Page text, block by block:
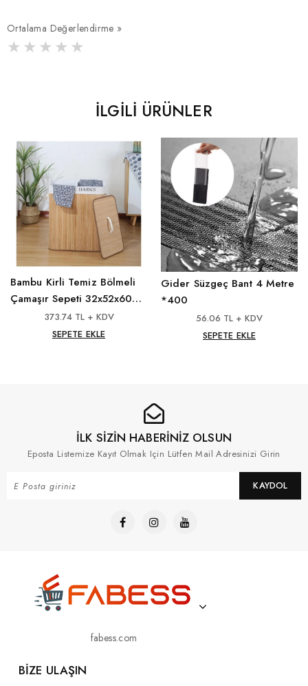
Ortalama Değerlendirme »
İLGILI ÜRÜNLER
Bambu Kirli Temiz Bölmeli
Çamaşır Sepeti 32x52x60
373.74 TL + KDV
SEPETE EKLE
Gider Süzgeç Bant 4 Metre
*400
56.06 TL + KDV
SEPETE EKLE
İLK SİZİN HABERİNİZ OLSUN
Eposta Listemize Kayıt Olmak Için Lütfen Mail Adresinizi Girin
KAYDOL
fabess.com
BIZE ULAŞIN